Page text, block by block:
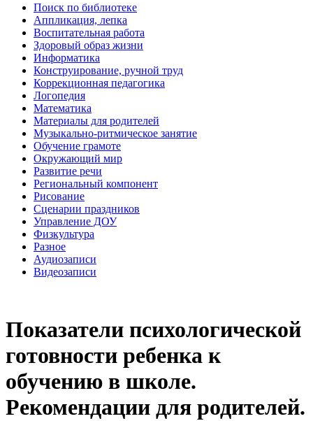
Поиск по библиотеке
Аппликация, лепка
Воспитательная работа
Здоровый образ жизни
Информатика
Конструирование, ручной труд
Коррекционная педагогика
Логопедия
Математика
Материалы для родителей
Музыкально-ритмическое занятие
Обучение грамоте
Окружающий мир
Развитие речи
Региональный компонент
Рисование
Сценарии праздников
Управление ДОУ
Физкультура
Разное
Аудиозаписи
Видеозаписи
Показатели психологической
готовности ребенка к
обучению в школе.
Рекомендации для родителей.